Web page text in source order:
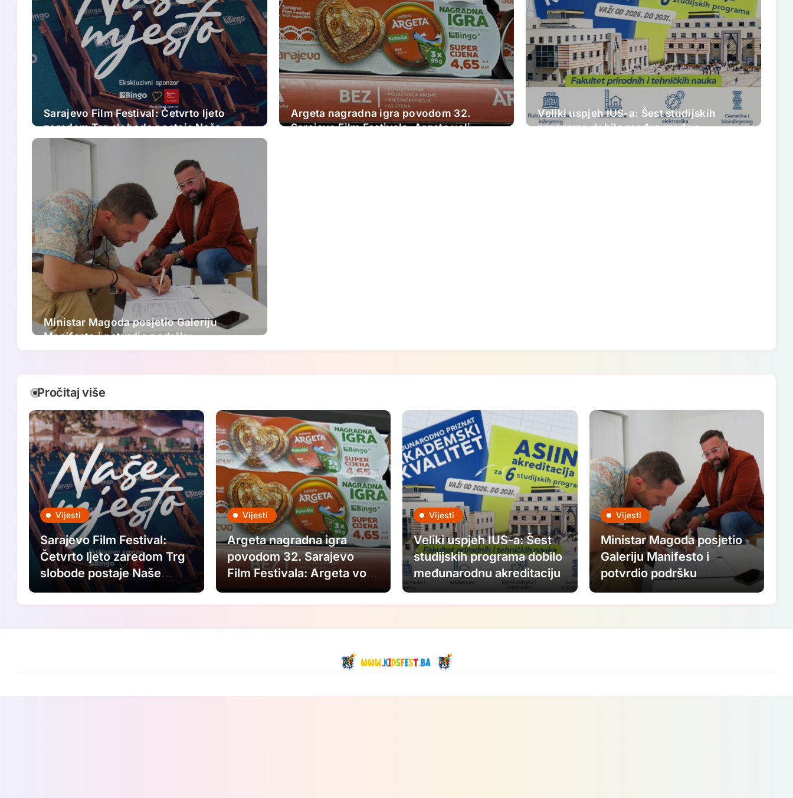
Sarajevo Film Festival: Četvrto ljeto
zaredom Trg slobode postaje Naše
mjesto – Bingo Ljetno kino Tuzla
Argeta nagradna igra povodom 32.
Sarajevo Film Festivala: Argeta voli
Veliki uspjeh IUS-a: Šest studijskih
programa dobilo međunarodnu
Ministar Magoda posjetio Galeriju
Manifesto i potvrdio podršku
ovogodišnjem FASADA festivalu:
Pročitaj više
Vijesti
Sarajevo Film Festival:
Četvrto ljeto zaredom Trg
slobode postaje Naše
mjesto – Bingo Ljetno kino
Tuzla
Vijesti
Argeta nagradna igra
povodom 32. Sarajevo
Film Festivala: Argeta voli
Sarajevo Film Festival.
Ljubav kao u filmovima.
Vijesti
Veliki uspjeh IUS-a: Šest
studijskih programa dobilo
međunarodnu akreditaciju
Vijesti
Ministar Magoda posjetio
Galeriju Manifesto i
potvrdio podršku
ovogodišnjem FASADA
festivalu: Nastavljamo